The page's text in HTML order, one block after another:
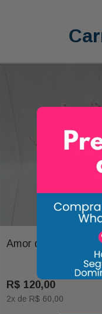
Amor de Rosa
R$ 120,00
2x de R$ 60,00